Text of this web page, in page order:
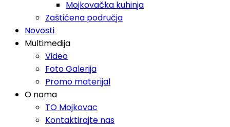
Mojkovačka kuhinja
Zaštićena područja
Novosti
Multimedija
Video
Foto Galerija
Promo materijal
O nama
TO Mojkovac
Kontaktirajte nas